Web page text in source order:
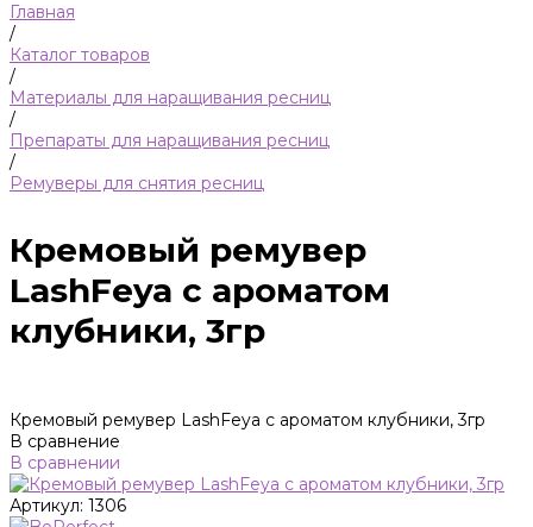
Главная
/
Каталог товаров
/
Материалы для наращивания ресниц
/
Препараты для наращивания ресниц
/
Ремуверы для снятия ресниц
Кремовый ремувер
LashFeya с ароматом
клубники, 3гр
Кремовый ремувер LashFeya с ароматом клубники, 3гр
В сравнение
В сравнении
Артикул: 1306